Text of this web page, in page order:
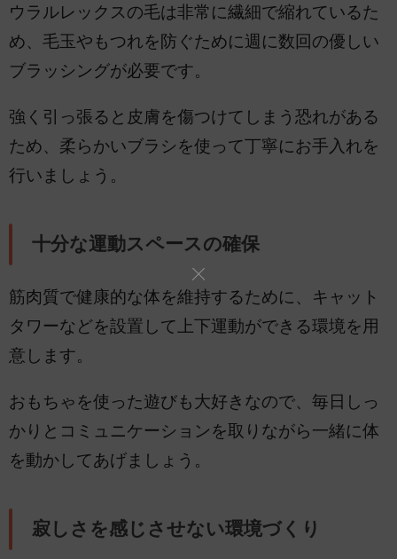
ウラルレックスの毛は非常に繊細で縮れているた
め、毛玉やもつれを防ぐために週に数回の優しい
ブラッシングが必要です。
強く引っ張ると皮膚を傷つけてしまう恐れがある
ため、柔らかいブラシを使って丁寧にお手入れを
行いましょう。
十分な運動スペースの確保
筋肉質で健康的な体を維持するために、キャット
タワーなどを設置して上下運動ができる環境を用
意します。
おもちゃを使った遊びも大好きなので、毎日しっ
かりとコミュニケーションを取りながら一緒に体
を動かしてあげましょう。
寂しさを感じさせない環境づくり